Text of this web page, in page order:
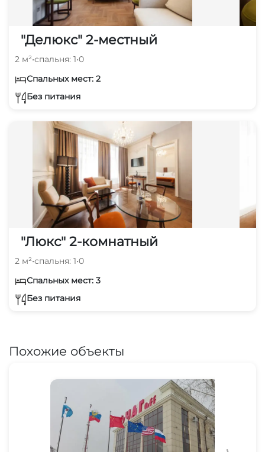
"Делюкс" 2-местный
2 м²•спальня: 1•0
Спальных мест: 2
Без питания
"Люкс" 2-комнатный
2 м²•спальня: 1•0
Спальных мест: 3
Без питания
Похожие объекты